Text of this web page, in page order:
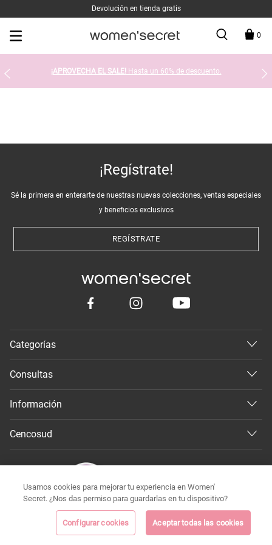
Devolución en tienda gratis
0
¡APROVECHA EL SALE! Hasta un 60% de descuento.
¡Regístrate!
Sé la primera en enterarte de nuestras nuevas colecciones, ventas especiales
y beneficios exclusivos
REGÍSTRATE
Categorías
Consultas
Información
Cencosud
Todos los derechos reservados 2026 ©
Usamos cookies para mejorar tu experiencia en Women'
Secret. ¿Nos das permiso para guardarlas en tu dispositivo?
Configurar cookies Aceptar todas las cookies